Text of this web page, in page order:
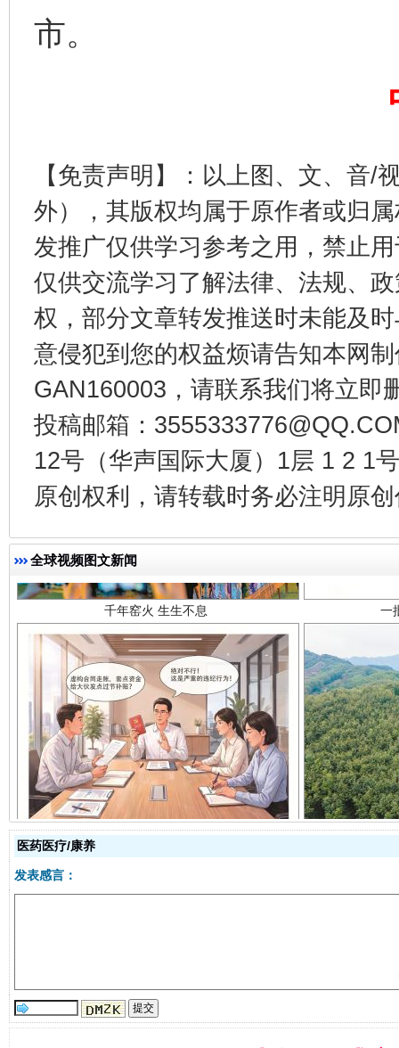
市。
【免责声明】：以上图、文、音/
外），其版权均属于原作者或归
发推广仅供学习参考之用，禁止
仅供交流学习了解法律、法规、
权，部分文章转发推送时未能及
意侵犯到您的权益烦请告知本网
GAN160003，请联系我们将立即
投稿邮箱：
12号（华声国际大厦）1层 1 2 1
原创权利，请转载时务必注明原
全球视频图文新闻
东山县通报“牛蛙产品抗生素超标问题” 法
千年窑火 生生不息 一
揭开“小金库”的免责幌子
医药医疗/康养
发表感言：